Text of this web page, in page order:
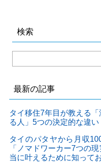
検索
最新の記事
タイ移住7年目が教える
る人」5つの決定的な違い
タイのパタヤから月収
「ノマドワーカー7つの
当に叶えるために知って